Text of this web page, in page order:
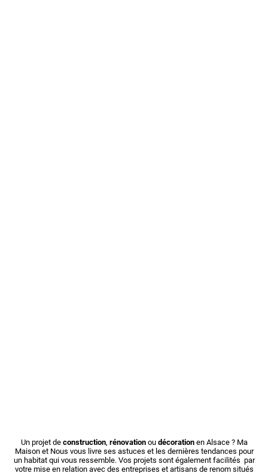
Un projet de construction, rénovationou décorationen Alsace ? Ma
Maison et Nous vous livre ses astuces et les dernières tendances pour
un habitat qui vous ressemble. Vos projets sont également facilités par
votre mise en relation avec des entreprises et artisans de renom situés